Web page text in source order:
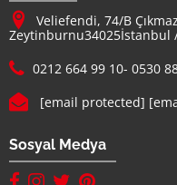
Adresimiz :
Veliefendi, 74/B
Zeytinburnu34025İstanbul
Telefon :
0212 664 99 10- 0530
E-mail :
[email protected]
Sosyal Medya
facebook hesabımız(yeni
instagram
twitterpinterest